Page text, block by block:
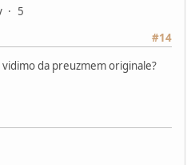
5
#14
vidimo da preuzmem originale?